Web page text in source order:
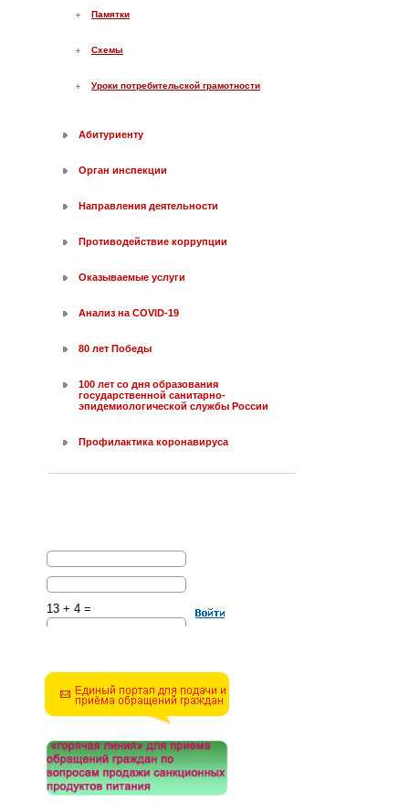
Памятки
Схемы
Уроки потребительской грамотности
Абитуриенту
Орган инспекции
Направления деятельности
Противодействие коррупции
Оказываемые услуги
Анализ на COVID-19
80 лет Победы
100 лет со дня образования
государственной санитарно-
эпидемиологической службы России
Профилактика коронавируса
13 + 4 =